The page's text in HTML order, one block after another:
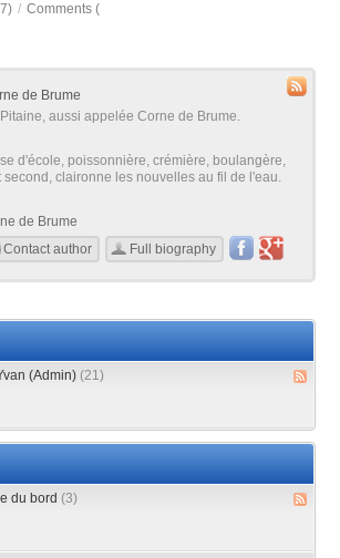
/ Comments (
de Brume
aussi appelée Corne de Brume.
d'école, poissonnière, crémière, boulangère,
second, claironne les nouvelles au fil de l'eau.
de Brume
Contact author
Full biography
(Admin) (21)
du bord (3)